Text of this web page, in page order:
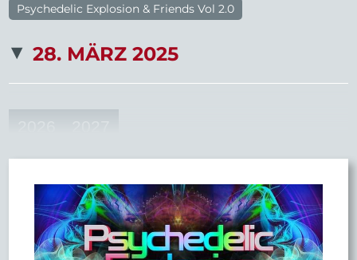
Psychedelic Explosion & Friends Vol 2.0
28. MÄRZ 2025